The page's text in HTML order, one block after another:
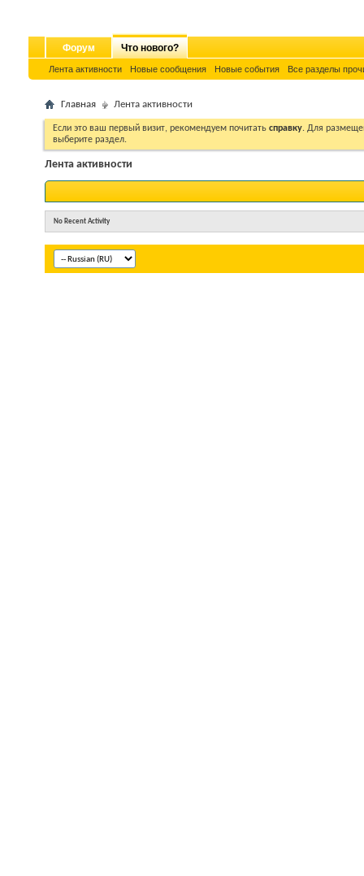
Форум Что нового?
Лента активности Новые сообщения Новые события Все разделы
Главная Лента активности
Если это ваш первый визит, рекомендуем почитать справку. Для
выберите раздел.
Лента активности
No Recent Activity